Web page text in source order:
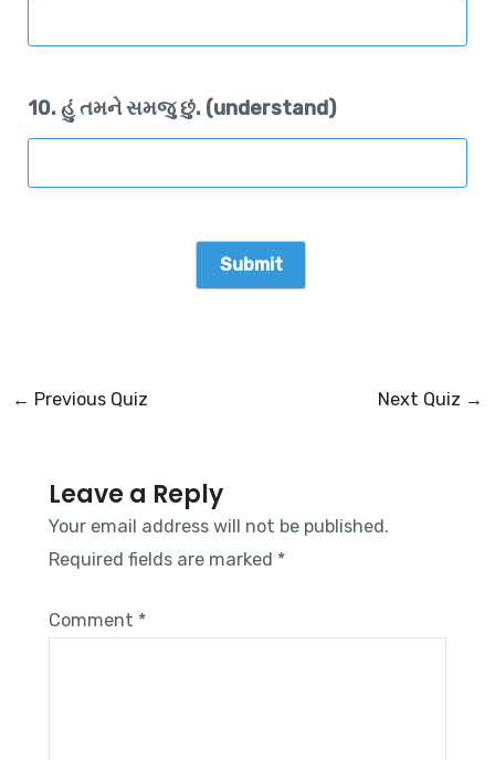
10. હું તમને સમજુ છું. (understand)
← Previous Quiz Next Quiz →
Leave a Reply
Your email address will not be published.
Required fields are marked *
Comment *